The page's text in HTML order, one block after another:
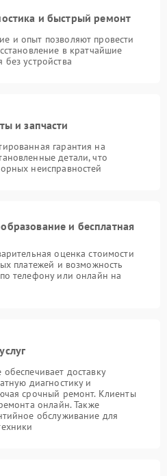
и быстрый ремонт
и опыт позволяют провести
в кратчайшие
устройства
и запчасти
гарантия на
детали, что
неисправностей
и бесплатная
оценка стоимости
платежей и возможность
телефону или онлайн на
доставку
диагностику и
срочный ремонт. Клиенты
онлайн. Также
обслуживание для